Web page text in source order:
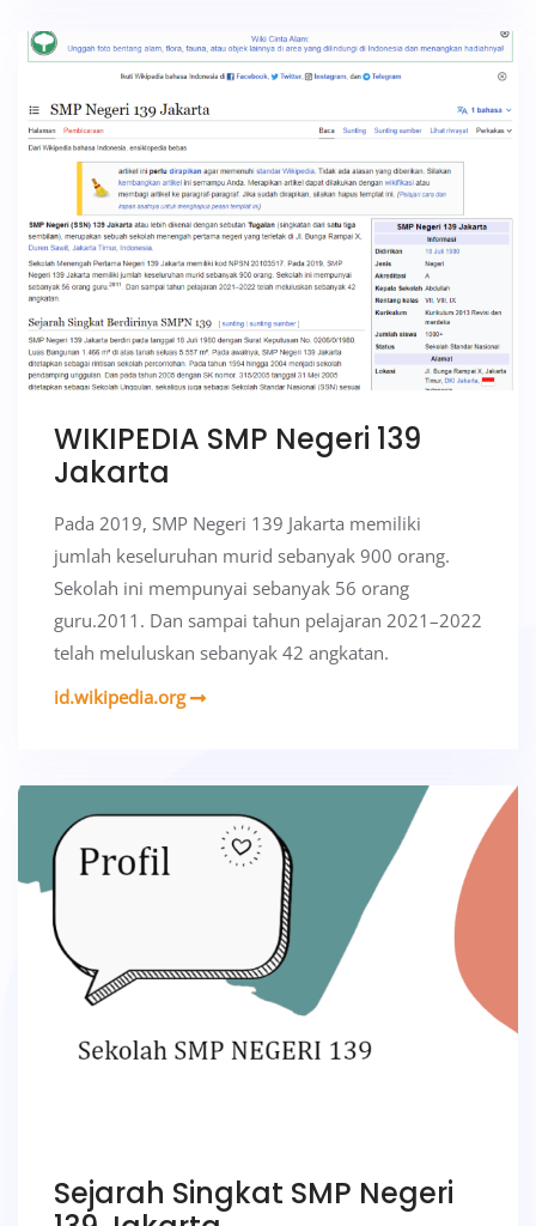
WIKIPEDIA SMP Negeri 139
Jakarta
Pada 2019, SMP Negeri 139 Jakarta memiliki
jumlah keseluruhan murid sebanyak 900 orang.
Sekolah ini mempunyai sebanyak 56 orang
guru.2011. Dan sampai tahun pelajaran 2021–2022
telah meluluskan sebanyak 42 angkatan.
id.wikipedia.org
Sejarah Singkat SMP Negeri